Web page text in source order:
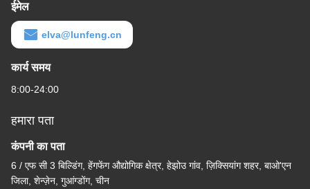
ईमेल
elva@lunfeng.cn
कार्य समय
8:00-24:00
हमारा पता
कंपनी का पता
6 / एफ सी 3 बिल्डिंग, हेंगफेंग औद्योगिक क्षेत्र, हेझोउ गांव, ज़िक्सियांग शहर, बाओ'एन
जिला, शेन्ज़ेन, गुआंग्डोंग, चीन